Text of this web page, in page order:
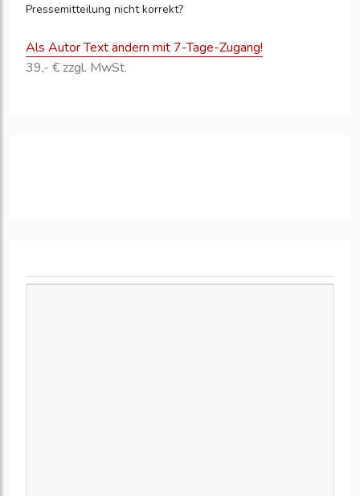
Pressemitteilung nicht korrekt?
Als Autor Text ändern mit 7-Tage-Zugang!
39,- € zzgl. MwSt.